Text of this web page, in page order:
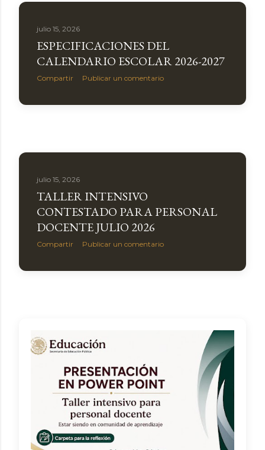
a
julio 15, 2026
ESPECIFICACIONES DEL
CALENDARIO ESCOLAR 2026-2027
Compartir Publicar un comentario
julio 15, 2026
TALLER INTENSIVO
CONTESTADO PARA PERSONAL
DOCENTE JULIO 2026
Compartir Publicar un comentario